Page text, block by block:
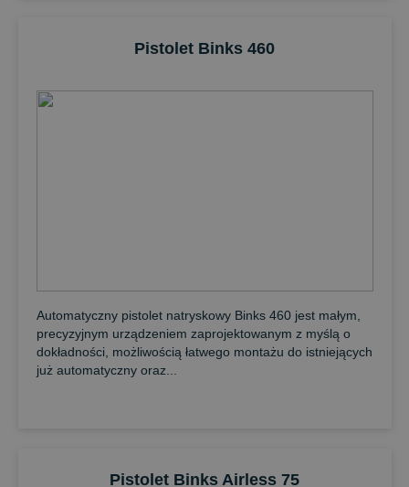
Pistolet Binks 460
Automatyczny pistolet natryskowy Binks 460 jest małym,
precyzyjnym urządzeniem zaprojektowanym z myślą o
dokładności, możliwością łatwego montażu do istniejących
już automatyczny oraz...
Pistolet Binks Airless 75